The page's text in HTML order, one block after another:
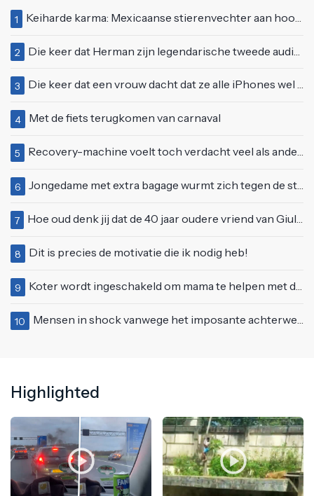
1 Keiharde karma: Mexicaanse stierenvechter aan hoorn gespietst voor ogen van duizenden toeschouwers
2 Die keer dat Herman zijn legendarische tweede auditie bij Idols deed
3 Die keer dat een vrouw dacht dat ze alle iPhones wel op kon kopen
4 Met de fiets terugkomen van carnaval
5 Recovery-machine voelt toch verdacht veel als ander soort work-out
6 Jongedame met extra bagage wurmt zich tegen de stroom van de roltrap
7 Hoe oud denk jij dat de 40 jaar oudere vriend van Giulia is geworden?
8 Dit is precies de motivatie die ik nodig heb!
9 Koter wordt ingeschakeld om mama te helpen met de perfecte vakantiefoto te maken
10 Mensen in shock vanwege het imposante achterwerk van Nelly Furtado
Highlighted